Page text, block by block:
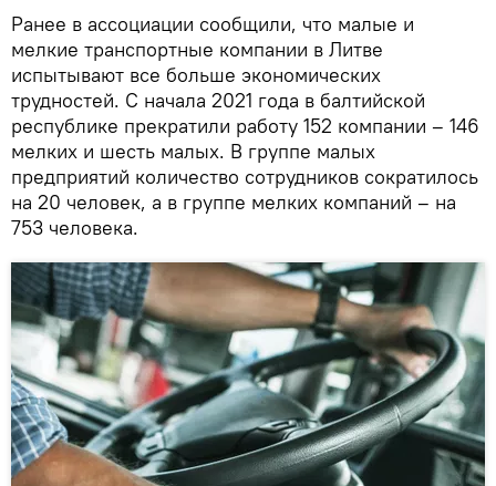
Ранее в ассоциации сообщили, что малые и
мелкие транспортные компании в Литве
испытывают все больше экономических
трудностей. С начала 2021 года в балтийской
республике прекратили работу 152 компании – 146
мелких и шесть малых. В группе малых
предприятий количество сотрудников сократилось
на 20 человек, а в группе мелких компаний – на
753 человека.